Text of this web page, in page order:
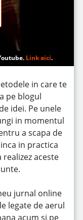
Link aici.
in care te
pe blogul
idei. Pe unele
in momentul
a scapa de
in practica
aceste
jurnal online
legate de aerul
acum si pe